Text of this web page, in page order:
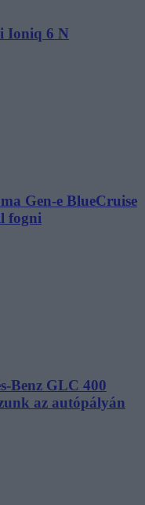
Ioniq 6 N
Gen-e BlueCruise
fogni
Benz GLC 400
az autópályán